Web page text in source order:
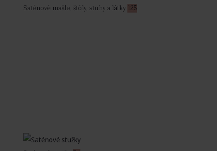
Saténové mašle, štóly, stuhy a látky 125